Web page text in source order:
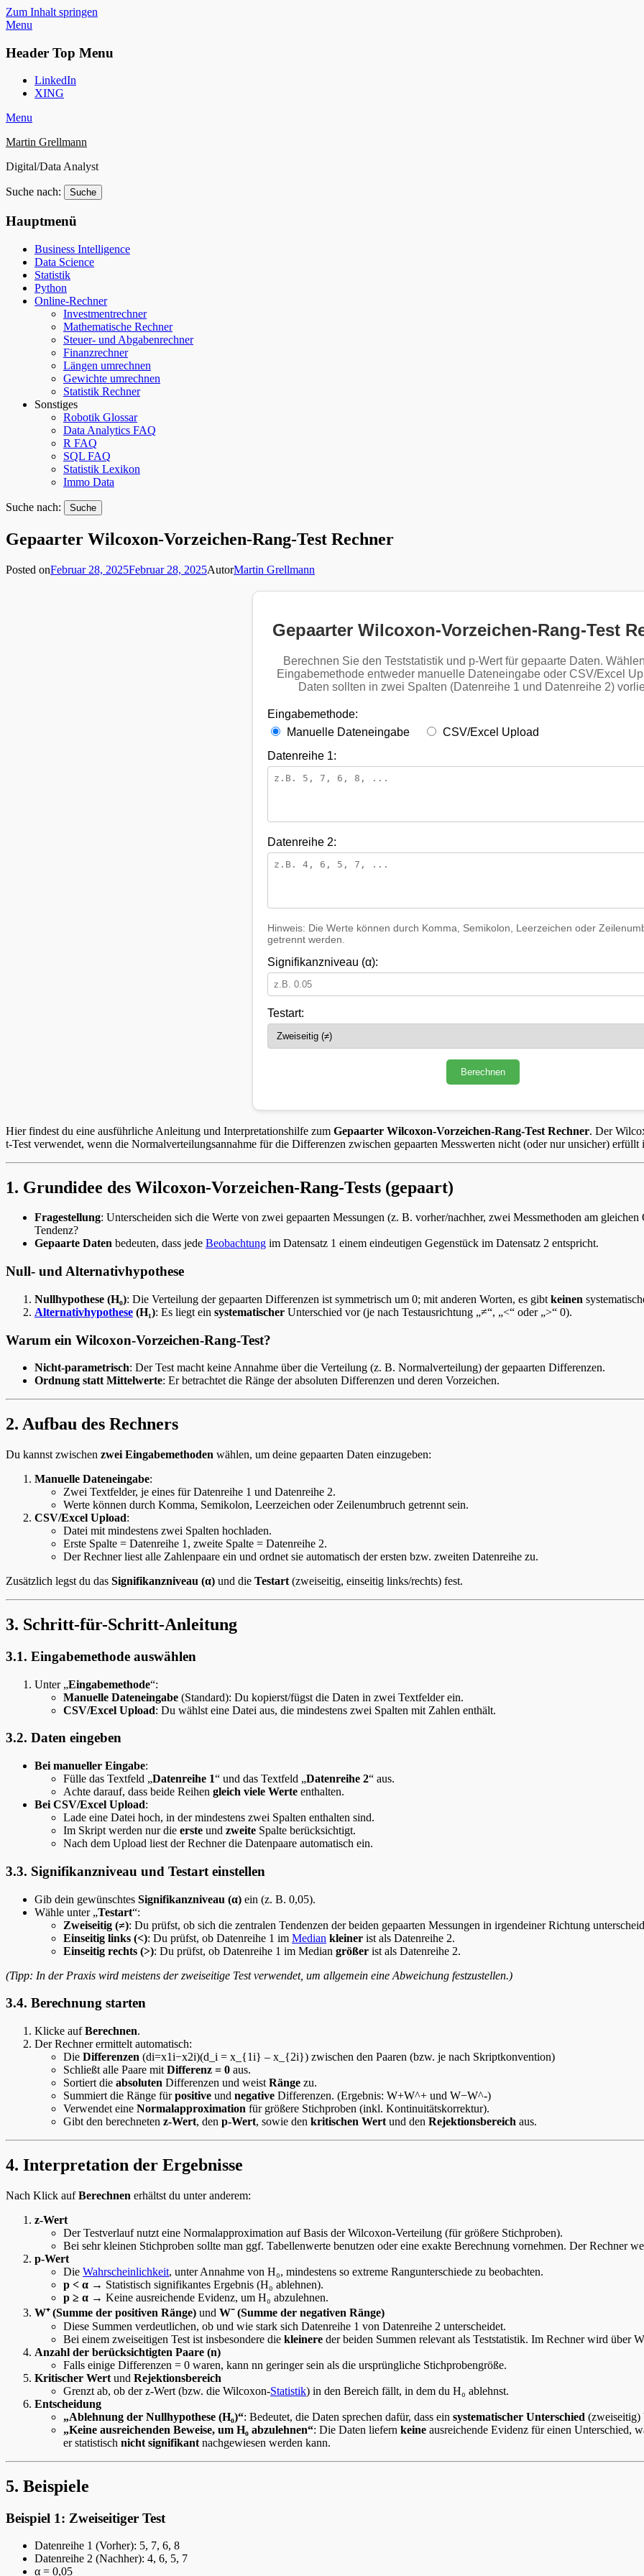
Zum Inhalt springen
Menu
Header Top Menu
LinkedIn
XING
Menu
Martin Grellmann
Digital/Data Analyst
Suche nach:
Hauptmenü
Business Intelligence
Data Science
Statistik
Python
Online-Rechner
Investmentrechner
Mathematische Rechner
Steuer- und Abgabenrechner
Finanzrechner
Längen umrechnen
Gewichte umrechnen
Statistik Rechner
Sonstiges
Robotik Glossar
Data Analytics FAQ
R FAQ
SQL FAQ
Statistik Lexikon
Immo Data
Suche nach:
Gepaarter Wilcoxon-Vorzeichen-Rang-Test Rechner
Posted onFebruar 28, 2025Februar 28, 2025AutorMartin Grellmann
Gepaarter Wilcoxon-Vorzeichen-Rang-Test
Berechnen Sie den Teststatistik und p-Wert für gepaarte Daten.
Eingabemethode entweder manuelle Dateneingabe oder CSV/Excel
Daten sollten in zwei Spalten (Datenreihe 1 und Datenreihe 2)
Eingabemethode:
Manuelle Dateneingabe
CSV/Excel Upload
Datenreihe 1:
Datenreihe 2:
Hinweis: Die Werte können durch Komma, Semikolon, Leerzeichen oder
getrennt werden.
Signifikanzniveau (α):
Testart:
Berechnen
Hier findest du eine ausführliche Anleitung und Interpretationshilfe zum Gepaarter Wilcoxon-Vorzeichen-Rang-Test Rechner. Der
t-Test verwendet, wenn die Normalverteilungsannahme für die Differenzen zwischen gepaarten Messwerten nicht (oder nur unsicher) erfüllt
1. Grundidee des Wilcoxon-Vorzeichen-Rang-Tests (gepaart)
Fragestellung: Unterscheiden sich die Werte von zwei gepaarten Messungen (z. B. vorher/nachher, zwei Messmethoden am
Tendenz?
Gepaarte Daten bedeuten, dass jede Beobachtung im Datensatz 1 einem eindeutigen Gegenstück im Datensatz 2 entspricht.
Null- und Alternativhypothese
Nullhypothese (H₀): Die Verteilung der gepaarten Differenzen ist symmetrisch um 0; mit anderen Worten, es gibt keinen
Alternativhypothese (H₁): Es liegt ein systematischer Unterschied vor (je nach Testausrichtung „≠“, „<“ oder „>“ 0).
Warum ein Wilcoxon-Vorzeichen-Rang-Test?
Nicht-parametrisch: Der Test macht keine Annahme über die Verteilung (z. B. Normalverteilung) der gepaarten Differenzen.
Ordnung statt Mittelwerte: Er betrachtet die Ränge der absoluten Differenzen und deren Vorzeichen.
2. Aufbau des Rechners
Du kannst zwischen zwei Eingabemethoden wählen, um deine gepaarten Daten einzugeben:
Manuelle Dateneingabe:
Zwei Textfelder, je eines für Datenreihe 1 und Datenreihe 2.
Werte können durch Komma, Semikolon, Leerzeichen oder Zeilenumbruch getrennt sein.
CSV/Excel Upload:
Datei mit mindestens zwei Spalten hochladen.
Erste Spalte = Datenreihe 1, zweite Spalte = Datenreihe 2.
Der Rechner liest alle Zahlenpaare ein und ordnet sie automatisch der ersten bzw. zweiten Datenreihe zu.
Zusätzlich legst du das Signifikanzniveau (α) und die Testart (zweiseitig, einseitig links/rechts) fest.
3. Schritt-für-Schritt-Anleitung
3.1. Eingabemethode auswählen
Unter „Eingabemethode“:
Manuelle Dateneingabe (Standard): Du kopierst/fügst die Daten in zwei Textfelder ein.
CSV/Excel Upload: Du wählst eine Datei aus, die mindestens zwei Spalten mit Zahlen enthält.
3.2. Daten eingeben
Bei manueller Eingabe:
Fülle das Textfeld „Datenreihe 1“ und das Textfeld „Datenreihe 2“ aus.
Achte darauf, dass beide Reihen gleich viele Werte enthalten.
Bei CSV/Excel Upload:
Lade eine Datei hoch, in der mindestens zwei Spalten enthalten sind.
Im Skript werden nur die erste und zweite Spalte berücksichtigt.
Nach dem Upload liest der Rechner die Datenpaare automatisch ein.
3.3. Signifikanzniveau und Testart einstellen
Gib dein gewünschtes Signifikanzniveau (α) ein (z. B. 0,05).
Wähle unter „Testart“:
Zweiseitig (≠): Du prüfst, ob sich die zentralen Tendenzen der beiden gepaarten Messungen in irgendeiner Richtung
Einseitig links (<): Du prüfst, ob Datenreihe 1 im Median kleiner ist als Datenreihe 2.
Einseitig rechts (>): Du prüfst, ob Datenreihe 1 im Median größer ist als Datenreihe 2.
(Tipp: In der Praxis wird meistens der zweiseitige Test verwendet, um allgemein eine Abweichung festzustellen.)
3.4. Berechnung starten
Klicke aufBerechnen.
Der Rechner ermittelt automatisch:
Die Differenzen (di=x1i−x2i)(d_i = x_{1i} – x_{2i}) zwischen den Paaren (bzw. je nach Skriptkonvention)
Schließt alle Paare mit Differenz = 0 aus.
Sortiert die absoluten Differenzen und weist Ränge zu.
Summiert die Ränge fürpositive und negative Differenzen. (Ergebnis: W+W^+ und W−W^-)
Verwendet eine Normalapproximation für größere Stichproben (inkl. Kontinuitätskorrektur).
Gibt den berechneten z-Wert, den p-Wert, sowie den kritischen Wert und den Rejektionsbereich aus.
4. Interpretation der Ergebnisse
Nach Klick aufBerechnen erhältst du unter anderem:
z-Wert
Der Testverlauf nutzt eine Normalapproximation auf Basis der Wilcoxon-Verteilung (für größere Stichproben).
Bei sehr kleinen Stichproben sollte man ggf. Tabellenwerte benutzen oder eine exakte Berechnung vornehmen. Der Rechner
p-Wert
Die Wahrscheinlichkeit, unter Annahme von H₀, mindestens so extreme Rangunterschiede zu beobachten.
p < α → Statistisch signifikantes Ergebnis (H₀ ablehnen).
p ≥ α → Keine ausreichende Evidenz, um H₀ abzulehnen.
W⁺ (Summe der positiven Ränge) und W⁻ (Summe der negativen Ränge)
Diese Summen verdeutlichen, ob und wie stark sich Datenreihe 1 von Datenreihe 2 unterscheidet.
Bei einem zweiseitigen Test ist insbesondere die kleinere der beiden Summen relevant als Teststatistik. Im Rechner wird
Anzahl der berücksichtigten Paare (n)
Falls einige Differenzen = 0 waren, kann nn geringer sein als die ursprüngliche Stichprobengröße.
Kritischer Wert und Rejektionsbereich
Grenzt ab, ob der z-Wert (bzw. die Wilcoxon-Statistik) in den Bereich fällt, in dem du H₀ ablehnst.
Entscheidung
„Ablehnung der Nullhypothese (H₀)“: Bedeutet, die Daten sprechen dafür, dass ein systematischer Unterschied (zweiseitig)
„Keine ausreichenden Beweise, um H₀ abzulehnen“: Die Daten liefern keine ausreichende Evidenz für einen Unterschied,
er statistisch nicht signifikant nachgewiesen werden kann.
5. Beispiele
Beispiel 1: Zweiseitiger Test
Datenreihe 1 (Vorher): 5, 7, 6, 8
Datenreihe 2 (Nachher): 4, 6, 5, 7
α = 0,05